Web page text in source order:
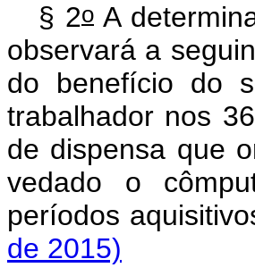
§ 2o A
observará a
do benefício do
trabalhador nos
de dispensa que
vedado o
períodos
de 2015)